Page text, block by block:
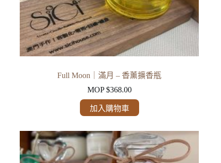
Full Moon｜滿月 – 香薰擴香瓶
MOP $368.00
加入購物車